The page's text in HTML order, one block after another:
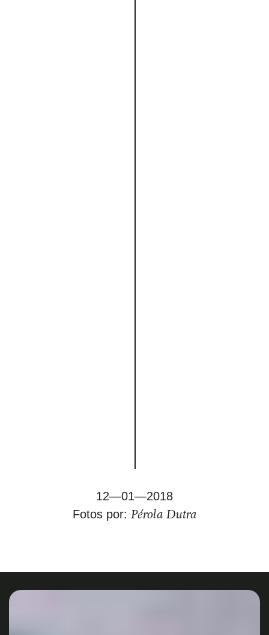
12—01—2018
Fotos por: Pérola Dutra